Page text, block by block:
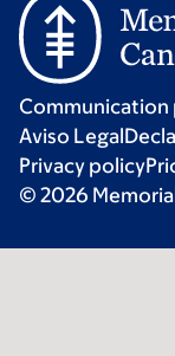
Communication
Aviso Legal
Privacy policy
© 2026